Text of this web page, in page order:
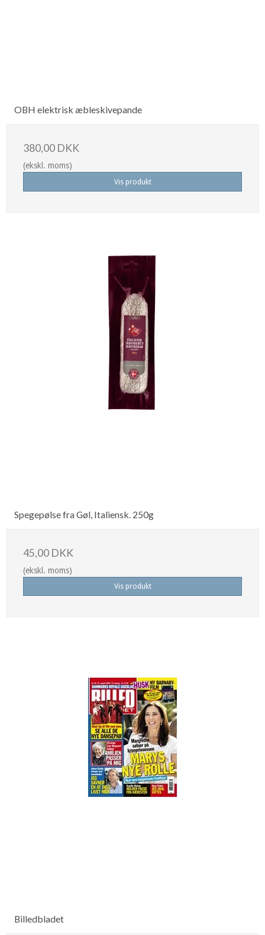
OBH elektrisk æbleskivepande
380,00 DKK
(ekskl. moms)
Vis produkt
Spegepølse fra Gøl, Italiensk. 250g
45,00 DKK
(ekskl. moms)
Vis produkt
Billedbladet